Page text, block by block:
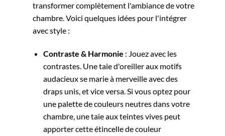
transformer complètement l'ambiance de votre
chambre. Voici quelques idées pour l'intégrer
avec style :
Contraste & Harmonie : Jouez avec les
contrastes. Une taie d'oreiller aux motifs
audacieux se marie à merveille avec des
draps unis, et vice versa. Si vous optez pour
une palette de couleurs neutres dans votre
chambre, une taie aux teintes vives peut
apporter cette étincelle de couleur